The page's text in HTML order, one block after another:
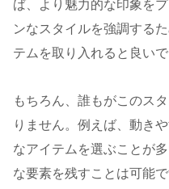
ば、より魅力的な印象を
ンなスタイルを強調する
テムを取り入れると良いで
もちろん、誰もがこのス
りません。例えば、動き
なアイテムを選ぶことが
な要素を残すことは可能